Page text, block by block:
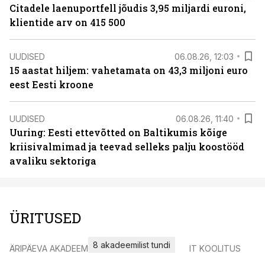
Citadele laenuportfell jõudis 3,95 miljardi euroni,
klientide arv on 415 500
UUDISED 06.08.26, 12:03
15 aastat hiljem: vahetamata on 43,3 miljoni euro
eest Eesti kroone
UUDISED 06.08.26, 11:40
Uuring: Eesti ettevõtted on Baltikumis kõige
kriisivalmimad ja teevad selleks palju koostööd
avaliku sektoriga
ÜRITUSED
ÄRIPÄEVA AKADEEMIA8 akadeemilist tundi IT KOOLITUS